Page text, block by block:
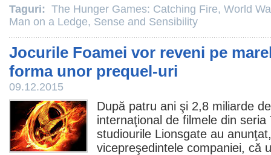
Taguri: The Hunger Games: Catching Fire, World
Man on a Ledge, Sense and Sensibility
Jocurile Foamei vor reveni pe
forma unor prequel-uri
09.12.2015
După patru ani şi 2,8 miliarde
internaţional de filmele din seria
studiourile Lionsgate au
vicepreşedintele companiei, că